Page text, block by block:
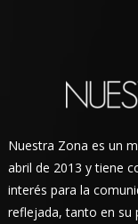
Nuestra Zona es un
abril de 2013 y tiene
interés para la
reflejada, tanto en su